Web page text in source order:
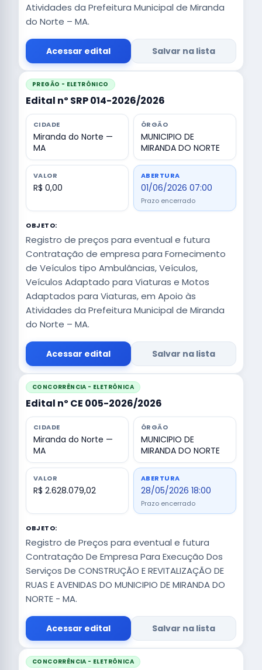
Atividades da Prefeitura Municipal de Miranda
do Norte – MA.
Acessar edital Salvar na lista
PREGÃO - ELETRÔNICO
Edital nº SRP 014-2026/2026
CIDADE
Miranda do Norte —
MA
ÓRGÃO
MUNICIPIO DE
MIRANDA DO NORTE
VALOR
R$ 0,00
ABERTURA
01/06/2026 07:00
Prazo encerrado
OBJETO:
Registro de preços para eventual e futura
Contratação de empresa para Fornecimento
de Veículos tipo Ambulâncias, Veículos,
Veículos Adaptado para Viaturas e Motos
Adaptados para Viaturas, em Apoio às
Atividades da Prefeitura Municipal de Miranda
do Norte – MA.
Acessar edital Salvar na lista
CONCORRÊNCIA - ELETRÔNICA
Edital nº CE 005-2026/2026
CIDADE
Miranda do Norte —
MA
ÓRGÃO
MUNICIPIO DE
MIRANDA DO NORTE
VALOR
R$ 2.628.079,02
ABERTURA
28/05/2026 18:00
Prazo encerrado
OBJETO:
Registro de Preços para eventual e futura
Contratação De Empresa Para Execução Dos
Serviços De CONSTRUÇÃO E REVITALIZAÇÃO DE
RUAS E AVENIDAS DO MUNICIPIO DE MIRANDA DO
NORTE - MA.
Acessar edital Salvar na lista
CONCORRÊNCIA - ELETRÔNICA